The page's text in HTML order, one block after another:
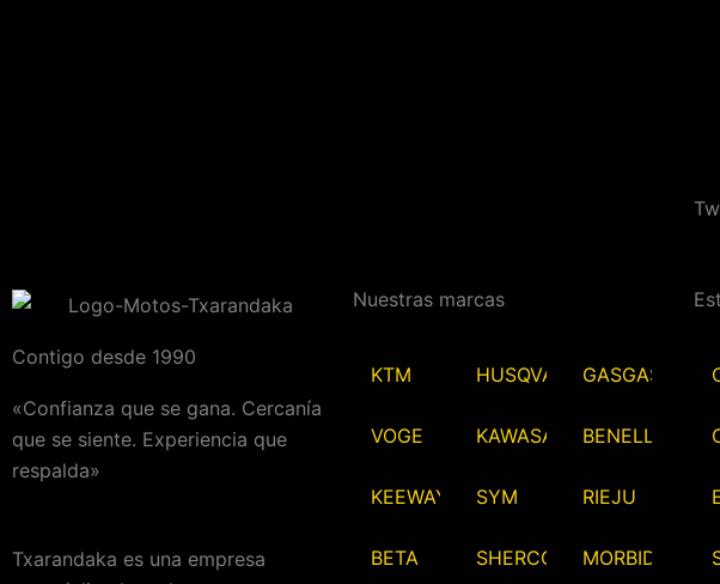
Contigo desde 1990
«Confianza que se gana. Cercanía
que se siente. Experiencia que
respalda»
Txarandaka es una empresa
Nuestras marcas
KTM HUSQVARNAGASGAS
VOGE KAWASAKI BENELLI
KEEWAY SYM RIEJU
BETA SHERCO MORBIDELLI